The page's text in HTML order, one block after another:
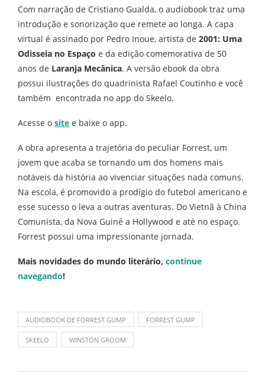
Com narração de Cristiano Gualda, o audiobook traz uma
introdução e sonorização que remete ao longa. A capa
virtual é assinado por Pedro Inoue, artista de 2001: Uma
Odisseia no Espaço e da edição comemorativa de 50
anos de Laranja Mecânica. A versão ebook da obra
possui ilustrações do quadrinista Rafael Coutinho e você
também encontrada no app do Skeelo.
Acesse o site e baixe o app.
A obra apresenta a trajetória do peculiar Forrest, um
jovem que acaba se tornando um dos homens mais
notáveis da história ao vivenciar situações nada comuns.
Na escola, é promovido a prodígio do futebol americano e
esse sucesso o leva a outras aventuras. Do Vietnã à China
Comunista, da Nova Guiné a Hollywood e até no espaço.
Forrest possui uma impressionante jornada.
Mais novidades do mundo literário, continue
navegando!
AUDIOBOOK DE FORREST GUMP FORREST GUMP
SKEELO WINSTON GROOM